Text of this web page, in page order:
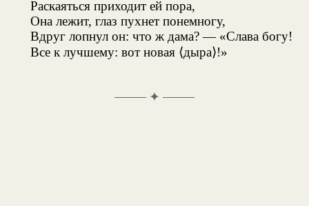
Раскаяться приходит ей пора,
Она лежит, глаз пухнет понемногу,
Вдруг лопнул он: что ж дама? — «Слава богу!
Все к лучшему: вот новая ⟨дыра⟩!»
✦